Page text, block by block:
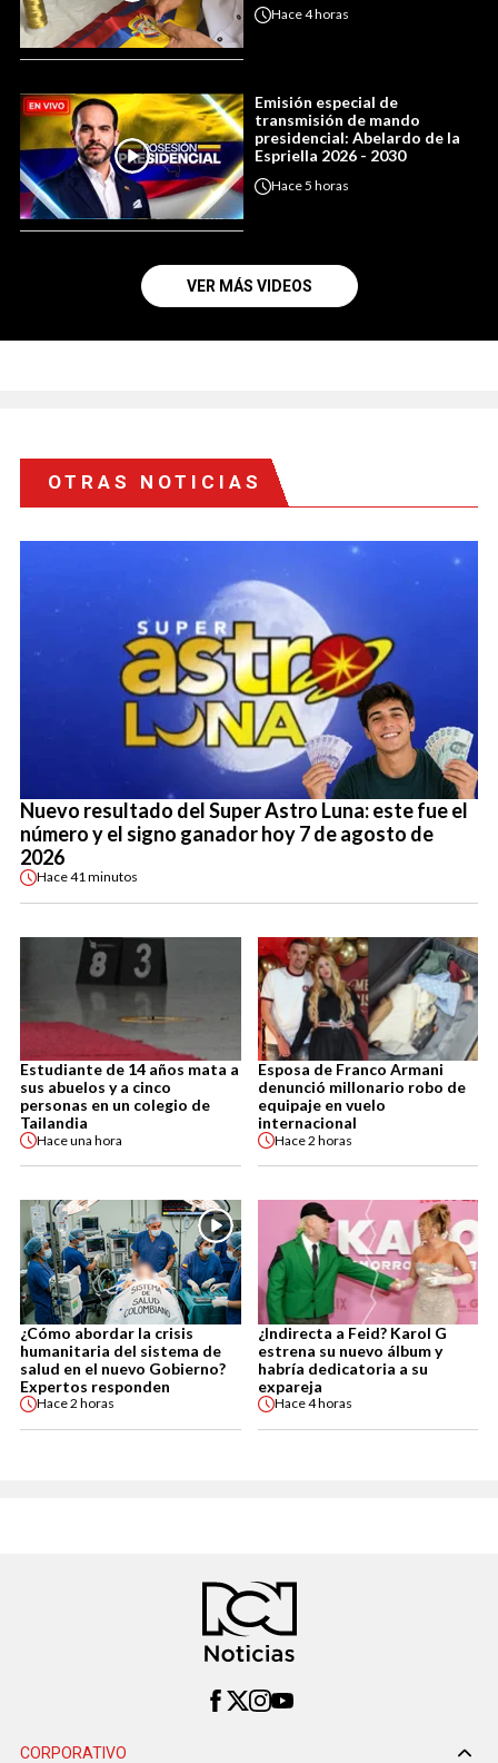
Hace4 horas
Emisión especial de
transmisión de mando
presidencial: Abelardo de la
Espriella 2026 - 2030
Hace5 horas
VER MÁS VIDEOS
OTRAS NOTICIAS
Nuevo resultado del Super Astro Luna: este fue el
número y el signo ganador hoy 7 de agosto de
2026
Hace41 minutos
Estudiante de 14 años mata a
sus abuelos y a cinco
personas en un colegio de
Tailandia
Haceuna hora
Esposa de Franco Armani
denunció millonario robo de
equipaje en vuelo
internacional
Hace2 horas
¿Cómo abordar la crisis
humanitaria del sistema de
salud en el nuevo Gobierno?
Expertos responden
Hace2 horas
¿Indirecta a Feid? Karol G
estrena su nuevo álbum y
habría dedicatoria a su
expareja
Hace4 horas
CORPORATIVO